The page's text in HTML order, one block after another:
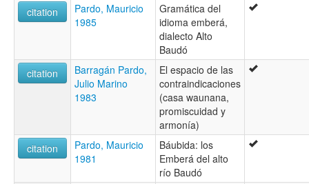
citation
Pardo, Mauricio
1985
Gramática del
idioma emberá,
dialecto Alto
Baudó
citation
Barragán Pardo,
Julio Marino
1983
El espacio de las
contraindicaciones
(casa waunana,
promiscuidad y
armonía)
citation
Pardo, Mauricio
1981
Báubida: los
Emberá del alto
río Baudó